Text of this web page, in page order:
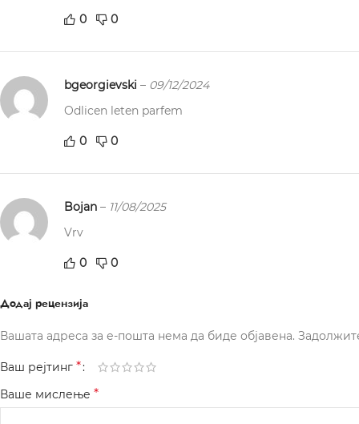
0 0
bgeorgievski – 09/12/2024
Odlicen leten parfem
0 0
Bojan – 11/08/2025
Vrv
0 0
Додај рецензија
Вашата адреса за е-пошта нема да биде објавена.
Ваш рејтинг *
Ваше мислење *